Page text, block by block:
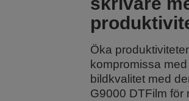
Öka
kompromissa
bildkvalitet med
G9000 DTFilm för